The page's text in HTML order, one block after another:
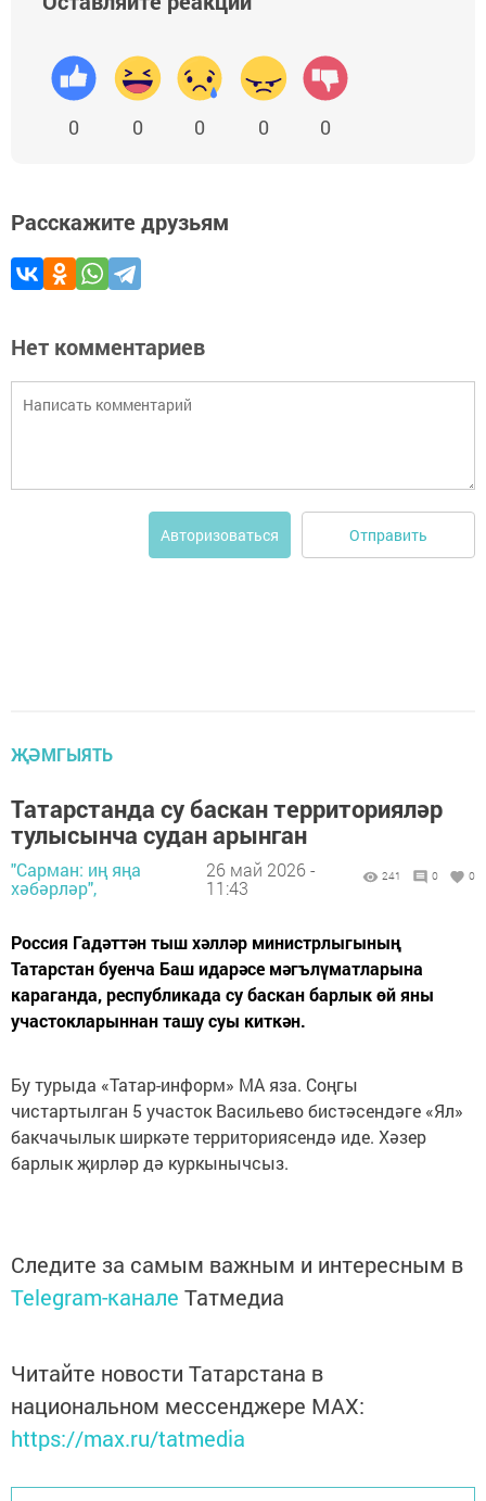
0 0 0 0 0
Расскажите друзьям
Нет комментариев
Авторизоваться Отправить
ҖӘМГЫЯТЬ
Татарстанда су баскан территорияләр
тулысынча судан арынган
"Сарман: иң яңа
хәбәрләр",
26 май 2026 -
11:43
241 0 0
Россия Гадәттән тыш хәлләр министрлыгының
Татарстан буенча Баш идарәсе мәгълүматларына
караганда, республикада су баскан барлык өй яны
участокларыннан ташу суы киткән.
Бу турыда «Татар-информ» МА яза. Соңгы
чистартылган 5 участок Васильево бистәсендәге «Ял»
бакчачылык ширкәте территориясендә иде. Хәзер
барлык җирләр дә куркынычсыз.
Следите за самым важным и интересным в
Telegram-канале Татмедиа
Читайте новости Татарстана в
национальном мессенджере MАХ:
https://max.ru/tatmedia